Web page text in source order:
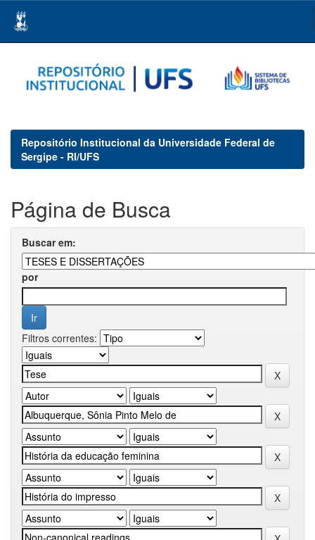
navigation
Repositório Institucional da Universidade Federal de
Sergipe - RI/UFS
Página de Busca
Buscar em:
por
Filtros correntes: